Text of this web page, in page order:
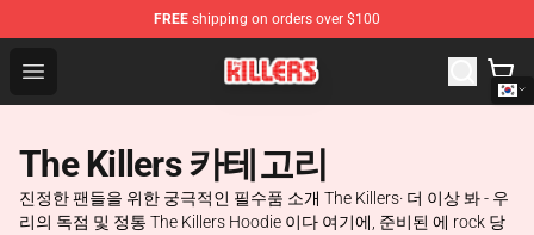
FREE shipping on orders over $100
Open menu
The Killers Shop - Official The Killers Merchandise Store
The Killers 카테고리
진정한 팬들을 위한 궁극적인 필수품 소개 The Killers· 더 이상 봐 - 우
리의 독점 및 정통 The Killers Hoodie 이다 여기에, 준비된 에 rock 당